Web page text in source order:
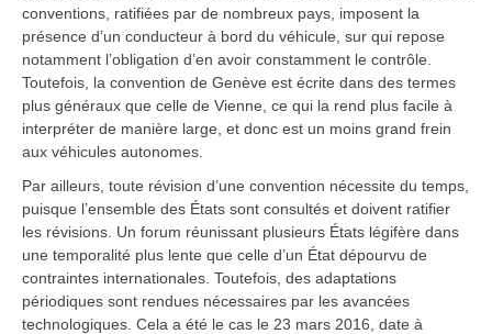
conventions, ratifiées par de nombreux pays, imposent la
présence d’un conducteur à bord du véhicule, sur qui repose
notamment l’obligation d’en avoir constamment le contrôle.
Toutefois, la convention de Genève est écrite dans des termes
plus généraux que celle de Vienne, ce qui la rend plus facile à
interpréter de manière large, et donc est un moins grand frein
aux véhicules autonomes.
Par ailleurs, toute révision d’une convention nécessite du temps,
puisque l’ensemble des États sont consultés et doivent ratifier
les révisions. Un forum réunissant plusieurs États légifère dans
une temporalité plus lente que celle d’un État dépourvu de
contraintes internationales. Toutefois, des adaptations
périodiques sont rendues nécessaires par les avancées
technologiques. Cela a été le cas le 23 mars 2016, date à